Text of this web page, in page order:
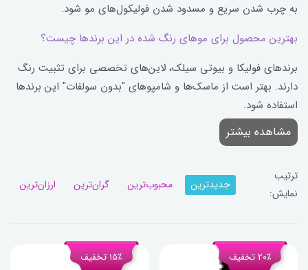
به چرب شدن سریع و مسدود شدن فولیکول‌های مو شود.
بهترین محصول برای موهای رنگ شده در این برندها چیست؟
برندهای فولیکا و بیوتی سیلک، لاین‌های تخصصی برای تثبیت رنگ
دارند. بهتر است از ماسک‌ها و شامپوهای "بدون سولفات" این برندها
استفاده شود.
مشاهده بیشتر
ترتیب
نمایش:
جدیدترین محبوب‌ترین گران‌ترین ارزان‌ترین
20٪ تخفیف 15٪ تخفیف